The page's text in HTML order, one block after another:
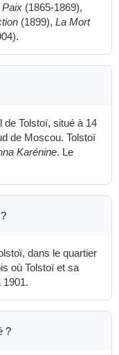
Paix (1865-1869),
(1899), La Mort
de Tolstoï, situé à 14
de Moscou. Tolstoï
Karénine. Le
dans le quartier
où Tolstoï et sa
1901.
?